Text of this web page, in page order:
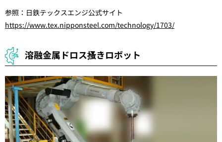
参照：日鉄テックスエンジ公式サイト
https://www.tex.nipponsteel.com/technology/1703/
溶融金属ドロス搔きロボット